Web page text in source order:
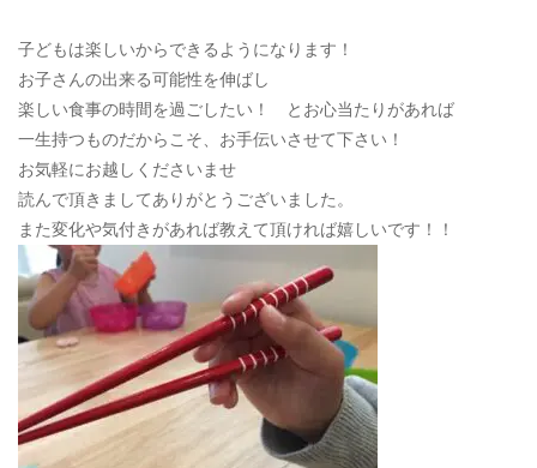
子どもは楽しいからできるようになります！
お子さんの出来る可能性を伸ばし
楽しい食事の時間を過ごしたい！ とお心当たりがあれば
一生持つものだからこそ、お手伝いさせて下さい！
お気軽にお越しくださいませ
読んで頂きましてありがとうございました。
また変化や気付きがあれば教えて頂ければ嬉しいです！！